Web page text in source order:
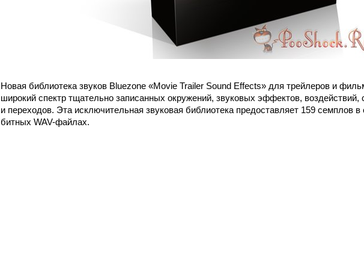
Новая библиотека звуков Bluezone «Movie Trailer Sound Effects» для трейлеров и
широкий спектр тщательно записанных окружений, звуковых эффектов, воздействий,
и переходов. Эта исключительная звуковая библиотека предоставляет 159 семплов
битных WAV-файлах.